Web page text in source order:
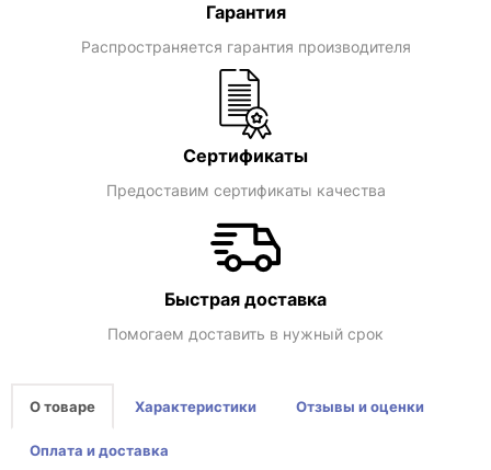
Гарантия
Распространяется гарантия производителя
Сертификаты
Предоставим сертификаты качества
Быстрая доставка
Помогаем доставить в нужный срок
О товаре Характеристики Отзывы и оценки
Оплата и доставка